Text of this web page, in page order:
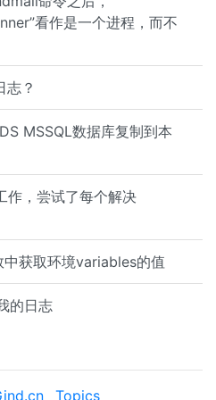
看作是一个进程，而不
志？
MSSQL数据库复制到本
作，尝试了每个解决
获取环境variables的值
的日志
Topics